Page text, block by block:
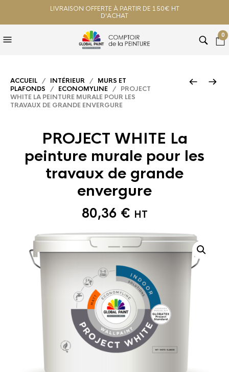
LIVRAISON OFFERTE À PARTIR DE 150€ HT
D'ACHAT
0
ACCUEIL / INTÉRIEUR / MURS ET
PLAFONDS / ECONOMYLINE / PROJECT
WHITE LA PEINTURE MURALE POUR LES
TRAVAUX DE GRANDE ENVERGURE
PROJECT WHITE La
peinture murale pour les
travaux de grande
envergure
80,36 € HT